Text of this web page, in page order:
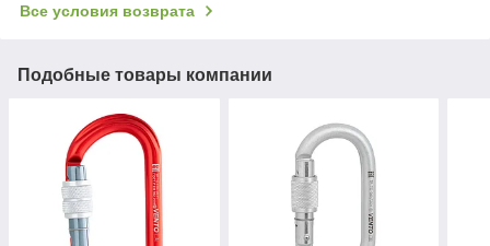
Все условия возврата
Подобные товары компании